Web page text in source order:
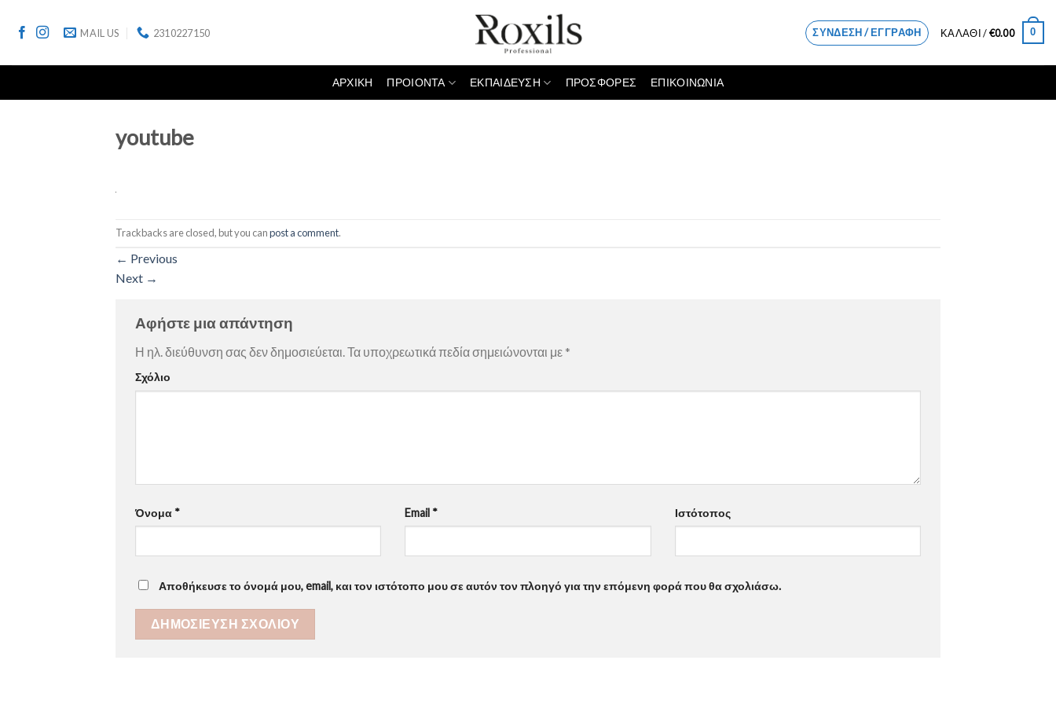
MAIL US 2310227150 ΣΎΝΔΕΣΗ / ΕΓΓΡΑΦΉ ΚΑΛΆΘΙ /€0.00 0
ΑΡΧΙΚΗ ΠΡΟΙΟΝΤΑ ΕΚΠΑΙΔΕΥΣΗ ΠΡΟΣΦΟΡΕΣ ΕΠΙΚΟΙΝΩΝΙΑ
youtube
Trackbacks are closed, but you canpost a comment.
← Previous
Next →
Αφήστε μια απάντηση
Η ηλ. διεύθυνση σας δεν δημοσιεύεται.Τα υποχρεωτικά πεδία σημειώνονται με *
Σχόλιο
Όνομα * Email * Ιστότοπος
Αποθήκευσε το όνομά μου, email, και τον ιστότοπο μου σε αυτόν τον πλοηγό για την επόμενη φορά που θα σχολιάσω.